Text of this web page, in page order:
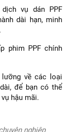
vụ dán PPF
dài hạn, minh
phim PPF chính
về các loại
để bạn có thể
hậu mãi.